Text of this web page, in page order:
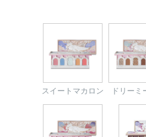
スイートマカロン ドリーミ